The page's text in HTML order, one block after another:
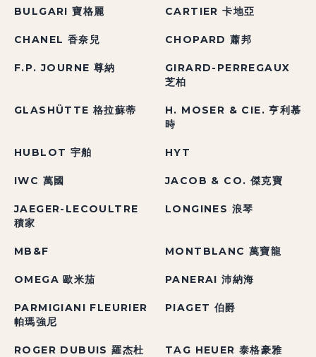
BULGARI 寶格麗 CARTIER 卡地亞
CHANEL 香奈兒 CHOPARD 蕭邦
F.P. JOURNE 尊納
GIRARD-PERREGAUX
芝柏
GLASHÜTTE 格拉蘇蒂
H. MOSER & CIE. 亨利慕
時
HUBLOT 宇舶 HYT
IWC 萬國 JACOB & CO. 傑克寶
JAEGER-LECOULTRE
積家
LONGINES 浪琴
MB&F MONTBLANC 萬寶龍
OMEGA 歐米茄 PANERAI 沛納海
PARMIGIANI FLEURIER
帕瑪強尼
PIAGET 伯爵
ROGER DUBUIS 羅杰杜
TAG HEUER 泰格豪雅